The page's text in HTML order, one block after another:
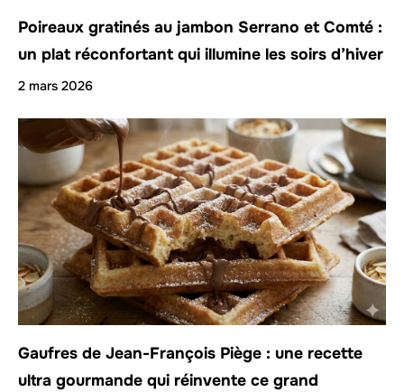
Poireaux gratinés au jambon Serrano et Comté :
un plat réconfortant qui illumine les soirs d’hiver
2 mars 2026
Gaufres de Jean-François Piège : une recette
ultra gourmande qui réinvente ce grand